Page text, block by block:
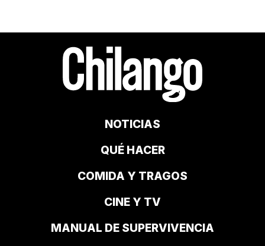
NOTICIAS
QUÉ HACER
COMIDA Y TRAGOS
CINE Y TV
MANUAL DE SUPERVIVENCIA